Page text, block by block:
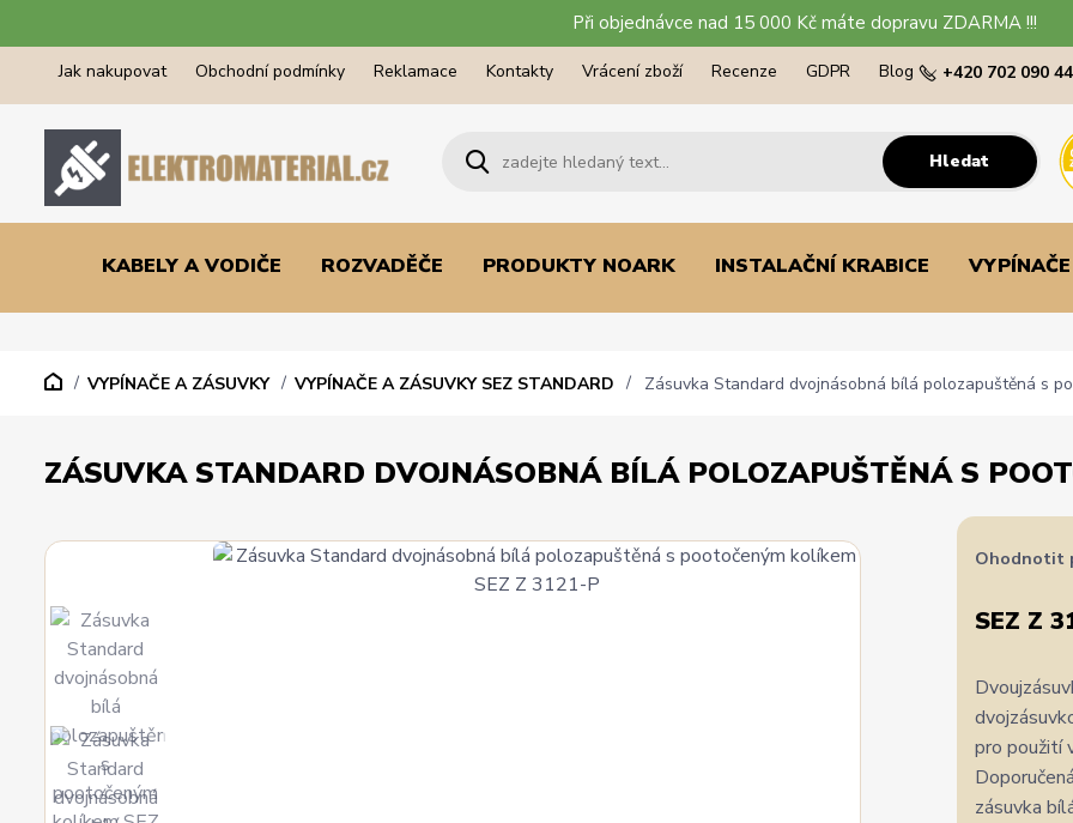
Při objednávce nad 15 000 Kč máte dopravu ZDARMA !!!
Jak nakupovat Obchodní podmínky Reklamace Kontakty Vrácení zboží Recenze GDPR Blog
Hledat
+420 702 090
KABELY A VODIČE ROZVADĚČE PRODUKTY NOARK INSTALAČNÍ KRABICE
VYPÍNAČE A ZÁSUVKY VYPÍNAČE A ZÁSUVKY SEZ STANDARD Zásuvka Standard dvojnásobná bílá polozapuštěná s
ZÁSUVKA STANDARD DVOJNÁSOBNÁ BÍLÁ POLOZAPUŠTĚNÁ S
Ohodnotit
SEZ Z
pro použití
zásuvka